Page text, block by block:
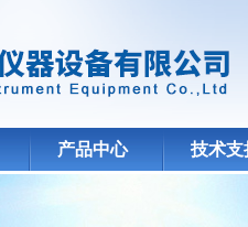
产品中心 技术支